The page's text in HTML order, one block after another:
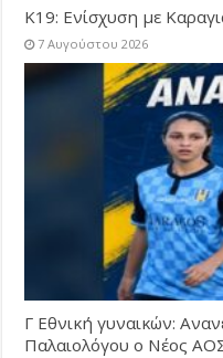
Κ19: Ενίσχυση με
7 Αυγούστου 2026
Γ Εθνική γυναικών:
Παλαιολόγου ο Νέος